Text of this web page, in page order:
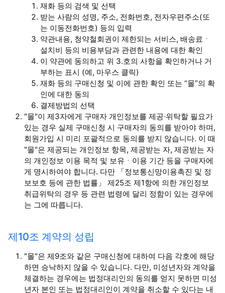
재화 등의 검색 및 선택
받는 사람의 성명, 주소, 전화번호, 전자우편주소(또
는 이동전화번호) 등의 입력
약관내용, 청약철회권이 제한되는 서비스, 배송료ㆍ
설치비 등의 비용부담과 관련한 내용에 대한 확인
이 약관에 동의하고 위 3.호의 사항을 확인하거나 거
부하는 표시 (예, 마우스 클릭)
재화 등의 구매신청 및 이에 관한 확인 또는 “몰”의 확
인에 대한 동의
결제방법의 선택
"몰"이 제3자에게 구매자 개인정보를 제공·위탁할 필요가
있는 경우 실제 구매신청 시 구매자의 동의를 받아야 하며,
회원가입 시 미리 포괄적으로 동의를 받지 않습니다. 이 때
"몰"은 제공되는 개인정보 항목, 제공받는 자, 제공받는 자
의 개인정보 이용 목적 및 보유ㆍ이용 기간 등을 구매자에
게 명시하여야 합니다. 다만 「정보통신망이용촉진 및 정
보보호 등에 관한 법률」 제25조 제1항에 의한 개인정보
취급위탁의 경우 등 관련 법령에 달리 정함이 있는 경우에
는 그에 따릅니다.
제10조 계약의 성립
"몰"은 제9조와 같은 구매신청에 대하여 다음 각호에 해당
하면 승낙하지 않을 수 있습니다. 다만, 미성년자와 계약을
체결하는 경우에는 법정대리인의 동의를 얻지 못하면 미성
년자 본인 또는 법정대리인이 계약을 취소할 수 있다는 내